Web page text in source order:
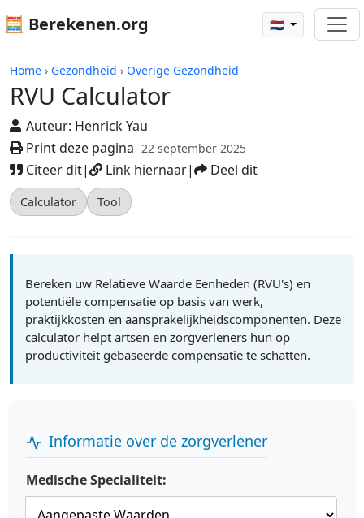
🧮 Berekenen.org 🇳🇱
Home › Gezondheid › Overige Gezondheid
RVU Calculator
Auteur: Henrick Yau
Print deze pagina- 22 september 2025
Citeer dit| Link hiernaar| Deel dit
Calculator Tool
Rekenmachines
Bereken uw Relatieve Waarde Eenheden (RVU's) en
potentiële compensatie op basis van werk,
praktijkkosten en aansprakelijkheidscomponenten. Deze
calculator helpt artsen en zorgverleners hun op
productiviteit gebaseerde compensatie te schatten.
Informatie over de zorgverlener
Medische Specialiteit: